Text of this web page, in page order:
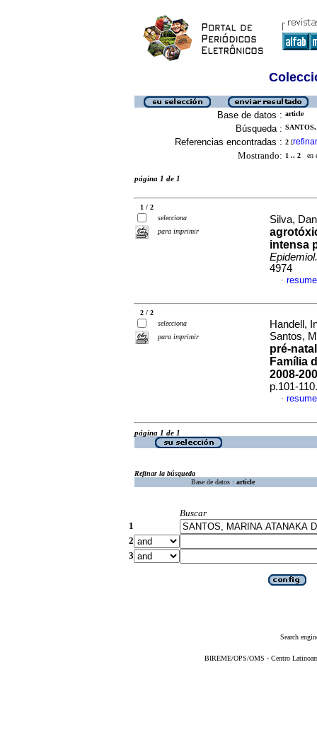
Base de datos : article
Búsqueda :
Referencias encontradas : 2 [refinar
Mostrando: 1 .. 2 en
página 1 de 1
1 / 2
selecciona
para imprimir
Silva,
intensa
4974
·
2 / 2
selecciona
para imprimir
Handell,
Santos,
pré-
Família
2008-
p.101-
·
página 1 de 1
Refinar la búsqueda
Base de datos : article
Buscar
1
2
3
Search
BIREME/OPS/OMS - Centro